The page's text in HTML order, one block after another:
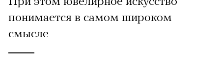
понимается в самом широком
смысле